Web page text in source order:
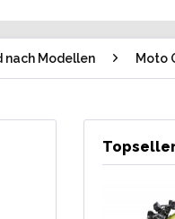
nach Modellen Moto